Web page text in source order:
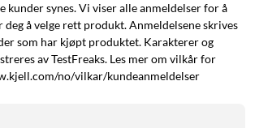
kunder synes. Vi viser alle anmeldelser for å
å velge rett produkt. Anmeldelsene skrives
som har kjøpt produktet. Karakterer og
av TestFreaks. Les mer om vilkår for
no/vilkar/kundeanmeldelser